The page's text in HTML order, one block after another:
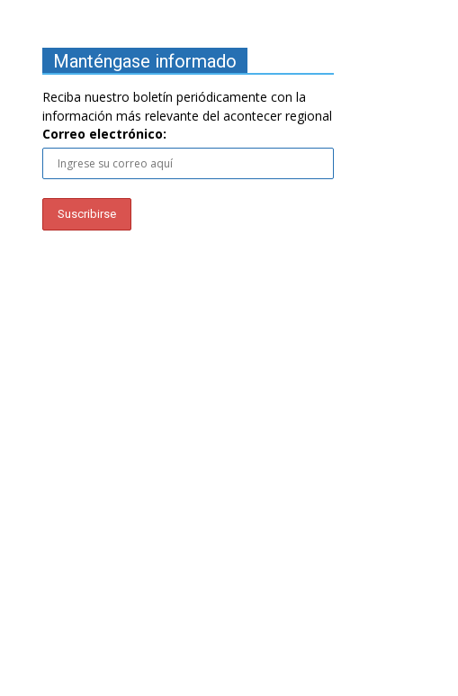
Manténgase informado
Reciba nuestro boletín periódicamente con la
información más relevante del acontecer regional
Correo electrónico: